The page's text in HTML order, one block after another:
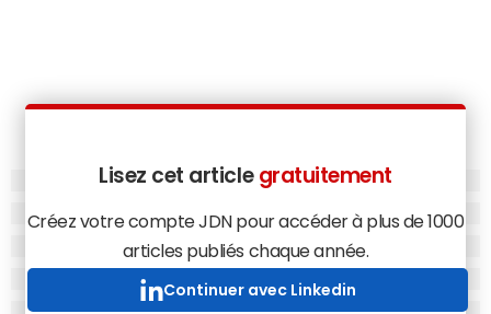
Lisez cet article gratuitement
Créez votre compte JDN pour accéder à plus de 1000
articles publiés chaque année.
Continuer avec Linkedin